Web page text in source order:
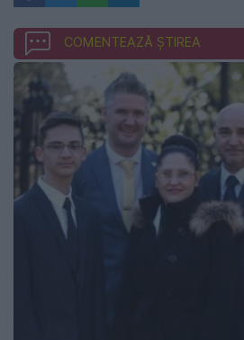
COMENTEAZĂ ȘTIREA